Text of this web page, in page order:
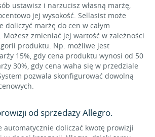
ustawisz i narzucisz własną marżę,
jej wysokość. Sellasist może
doliczyć marżę do cen w całym
Możesz zmieniać jej wartość w zależności
produktu. Np. możliwe jest
15%, gdy cena produktu wynosi od 50
30%, gdy cena waha się w przedziale
pozwala skonfigurować dowolną
od sprzedaży Allegro.
automatycznie doliczać kwotę prowizji